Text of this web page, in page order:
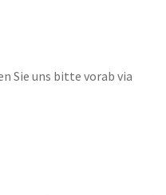
Sie uns bitte vorab via